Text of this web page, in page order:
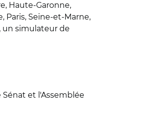
Haute-Garonne,
Paris, Seine-et-Marne,
un simulateur de
et l'Assemblée